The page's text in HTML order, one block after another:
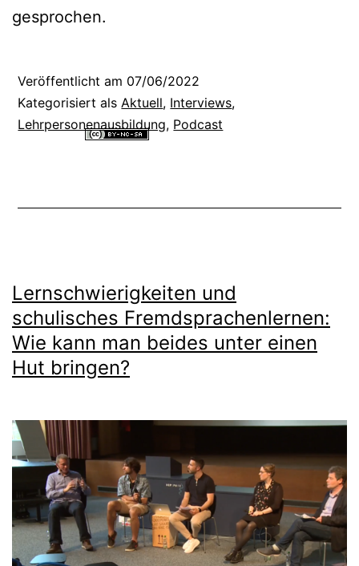
gesprochen.
Veröffentlicht am 07/06/2022
Kategorisiert alsAktuell, Interviews,
Lehrpersonenausbildung, Podcast
Lernschwierigkeiten und
schulisches Fremdsprachenlernen:
Wie kann man beides unter einen
Hut bringen?